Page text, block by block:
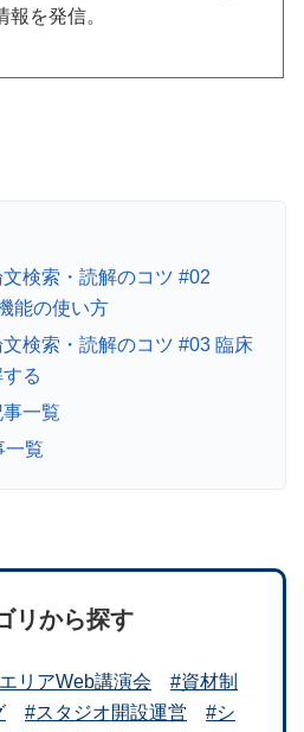
報を発信。
文検索・読解のコツ #02
能の使い方
文検索・読解のコツ #03 臨床
る
事一覧
一覧
リから探す
リアWeb講演会
#資材制
#スタジオ開設運営
#シ